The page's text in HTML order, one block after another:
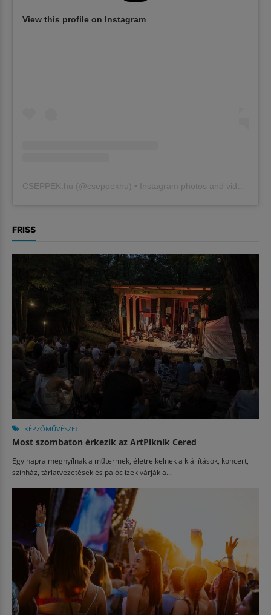
View this profile on Instagram
CSEPPEK.hu (@cseppekhu ) • Instagram photos and videos
FRISS
KÉPZŐMŰVÉSZET
Most szombaton érkezik az ArtPiknik Cered
Egy napra megnyílnak a műtermek, életre kelnek a kiállítások, koncert,
színház, tárlatvezetések és palóc ízek várják a...